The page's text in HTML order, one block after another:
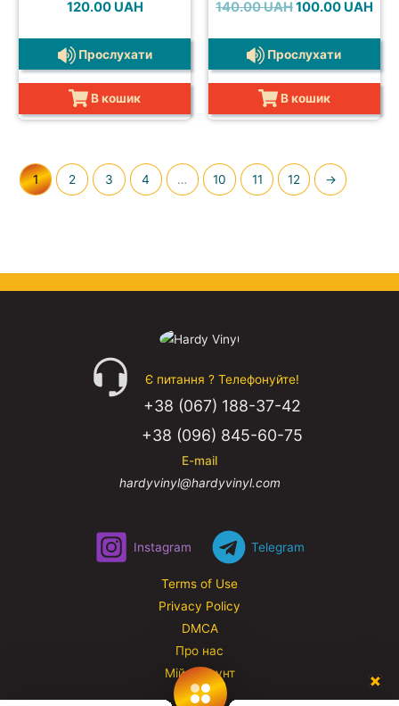
120.00 UAH
Прослухати
В кошик
140.00UAH Оригінальна
100.00 UAH
Прослухати
В кошик
1 2 3 4 … 10 11 12 →
Є питання ? Телефонуйте!
+38 (067) 188-37-42
+38 (096) 845-60-75
E-mail
hardyvinyl@hardyvinyl.com
Instagram Telegram
Terms of Use
Privacy Policy
DMCA
Про нас
Мій аккаунт